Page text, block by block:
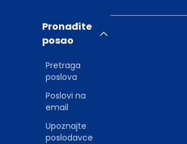
Pronađite
posao
Pretraga
poslova
Poslovi na
email
Upoznajte
poslodavce